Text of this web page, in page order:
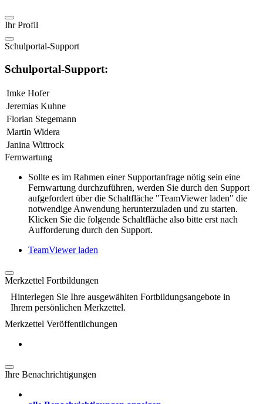
Ihr Profil
Schulportal-Support
Schulportal-Support:
Imke Hofer
Jeremias Kuhne
Florian Stegemann
Martin Widera
Janina Wittrock
Fernwartung
Sollte es im Rahmen einer Supportanfrage nötig sein eine
Fernwartung durchzuführen, werden Sie durch den Support
aufgefordert über die Schaltfläche "TeamViewer laden" die
notwendige Anwendung herunterzuladen und zu starten.
Klicken Sie die folgende Schaltfläche also bitte erst nach
Aufforderung durch den Support.
TeamViewer laden
Merkzettel Fortbildungen
Hinterlegen Sie Ihre ausgewählten Fortbildungsangebote in
Ihrem persönlichen Merkzettel.
Merkzettel Veröffentlichungen
Ihre Benachrichtigungen